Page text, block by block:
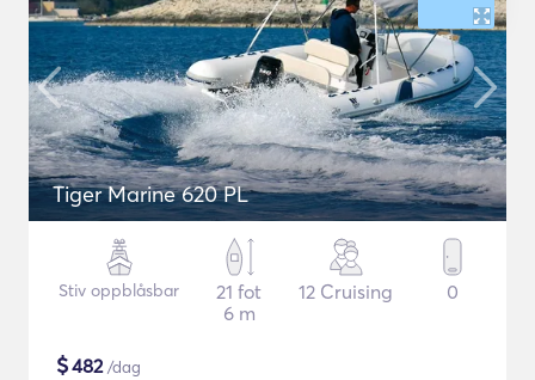
Tiger Marine 620 PL
Stiv oppblåsbar
21 fot
6 m
12 Cruising 0
$482/dag